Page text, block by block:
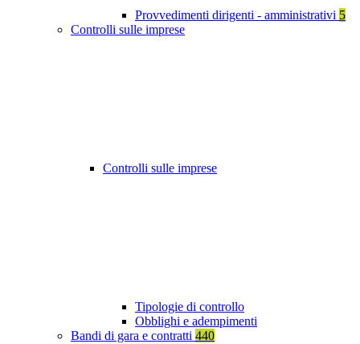
Provvedimenti dirigenti - amministrativi 5
Controlli sulle imprese
Controlli sulle imprese
Tipologie di controllo
Obblighi e adempimenti
Bandi di gara e contratti 440